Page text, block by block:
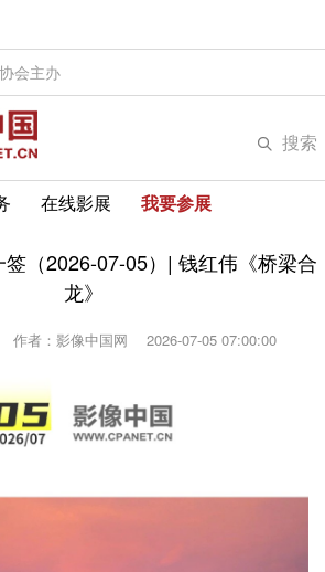
会主办
搜索
在线影展 我要参展
签（2026-07-05）| 钱红伟《桥梁合
龙》
作者：影像中国网 2026-07-05 07:00:00